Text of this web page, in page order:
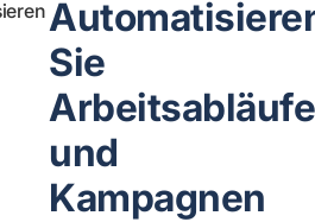
Sie
Arbeitsabläufe
und
Kampagnen